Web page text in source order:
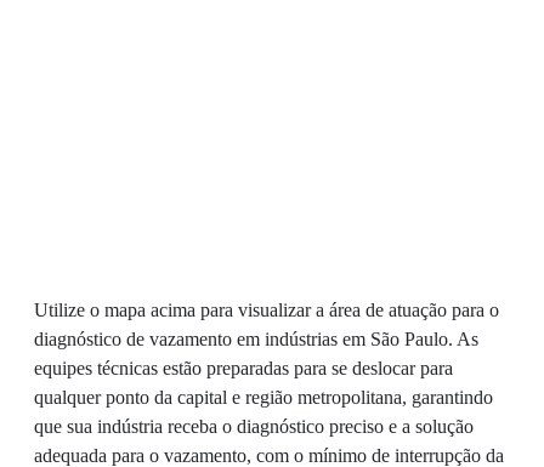
Utilize o mapa acima para visualizar a área de atuação para o
diagnóstico de vazamento em indústrias em São Paulo. As
equipes técnicas estão preparadas para se deslocar para
qualquer ponto da capital e região metropolitana, garantindo
que sua indústria receba o diagnóstico preciso e a solução
adequada para o vazamento, com o mínimo de interrupção da